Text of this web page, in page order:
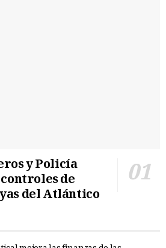
y Policía
de
del Atlántico